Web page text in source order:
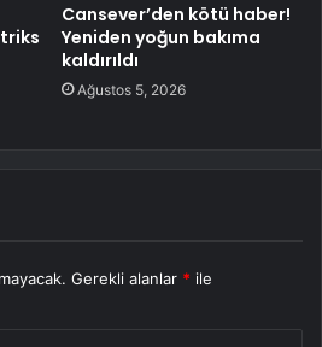
Cansever’den kötü haber!
Yeniden yoğun bakıma
kaldırıldı
Ağustos 5, 2026
Gerekli alanlar * ile